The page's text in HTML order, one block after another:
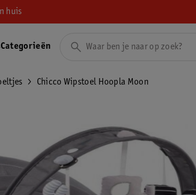
huis
Categorieën
Chicco Wipstoel Hoopla Moon